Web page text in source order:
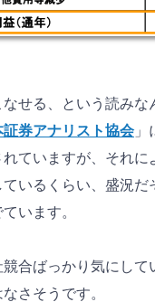
せる、という読みな
証券アナリスト協会」
ていますが、それに
いるくらい、盛況だ
います。
合ばっかり気にして
さそうです。